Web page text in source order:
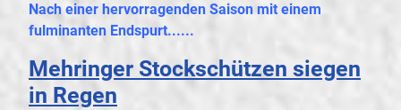
Nach einer hervorragenden Saison mit einem
fulminanten Endspurt......
Mehringer Stockschützen siegen
in Regen